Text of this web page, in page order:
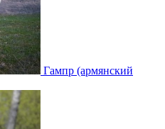
Гампр (армянский